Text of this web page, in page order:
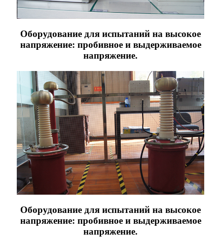
Оборудование для испытаний на высокое
напряжение: пробивное и выдерживаемое
напряжение.
Оборудование для испытаний на высокое
напряжение: пробивное и выдерживаемое
напряжение.